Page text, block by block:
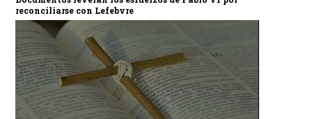
reconciliarse con Lefebvre